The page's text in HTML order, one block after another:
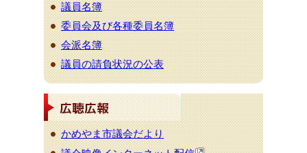
議員名簿
委員会及び各種委員名簿
会派名簿
議員の請負状況の公表
かめやま市議会だより